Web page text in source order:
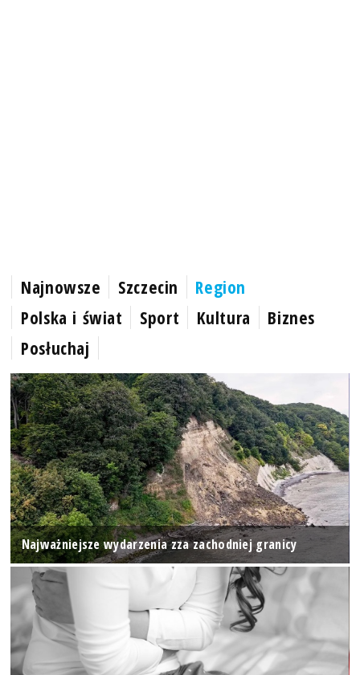
Najnowsze Szczecin
Region
Polska i świat
Sport Kultura
Biznes
Posłuchaj
Najważniejsze wydarzenia zza zachodniej granicy